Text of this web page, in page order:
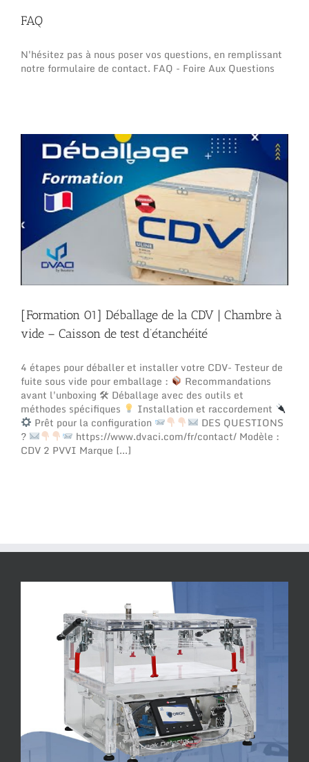
FAQ
N'hésitez pas à nous poser vos questions, en remplissant
notre formulaire de contact. FAQ - Foire Aux Questions
[Formation 01] Déballage de la CDV | Chambre à
vide – Caisson de test d’étanchéité
4 étapes pour déballer et installer votre CDV- Testeur de
fuite sous vide pour emballage :
Recommandations
avant l'unboxing 🛠 Déballage avec des outils et
méthodes spécifiques
Installation et raccordement
Prêt pour la configuration
DES QUESTIONS
?
https://www.dvaci.com/fr/contact/ Modèle :
CDV 2 PVVI Marque [...]